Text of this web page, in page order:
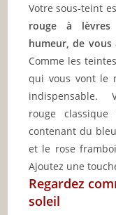
Votre sous-teint
rouge à lèvres
humeur, de
Comme les
qui vous vont le
indispensable.
rouge
contenant du
et le rose
Ajoutez une
Regardez
soleil